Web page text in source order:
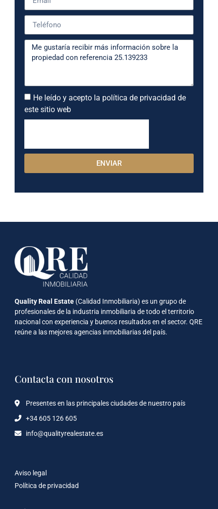
He leído y acepto la política de privacidad de
este sitio web
ENVIAR
Quality Real Estate (Calidad Inmobiliaria) es un grupo de
profesionales de la industria inmobiliaria de todo el territorio
nacional con experiencia y buenos resultados en el sector. QRE
reúne a las mejores agencias inmobiliarias del país.
Contacta con nosotros
Presentes en las principales ciudades de nuestro país
+34 605 126 605
info@qualityrealestate.es
Aviso legal
Política de privacidad